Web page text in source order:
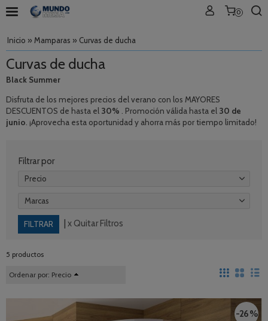
0
Inicio » Mamparas » Curvas de ducha
Curvas de ducha
Black Summer
Disfruta de los mejores precios del verano con los MAYORES
DESCUENTOS de hasta el 30% . Promoción válida hasta el 30 de
junio . ¡Aprovecha esta oportunidad y ahorra más por tiempo limitado!
Filtrar por
Precio
Marcas
x Quitar Filtros
5 productos
Ordenar por: Precio
-26 %